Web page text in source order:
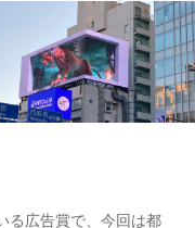
る広告賞で、今回は都